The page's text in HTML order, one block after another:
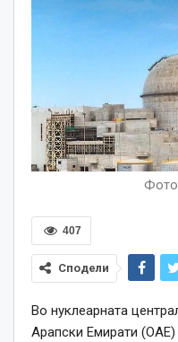
407
Сподели
Во нуклеарната
Арапски Емирати